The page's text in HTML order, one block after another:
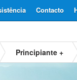
Contacto
Principiante +